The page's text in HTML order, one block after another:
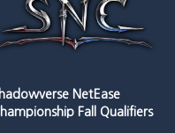
NetEase
Fall Qualifiers